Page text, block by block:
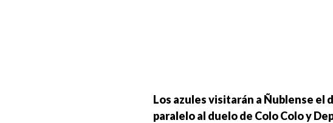
Los azules visitarán a Ñublense el
paralelo al duelo de Colo Colo y